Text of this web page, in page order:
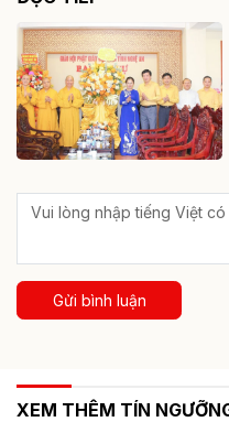
Gửi bình luận
XEM THÊM TÍN